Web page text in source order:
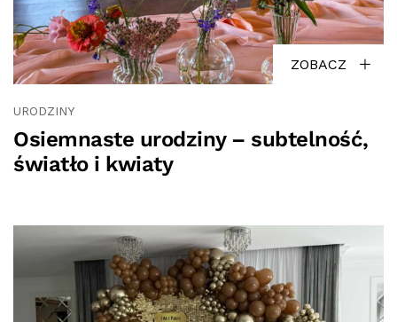
ZOBACZ
URODZINY
Osiemnaste urodziny – subtelność,
światło i kwiaty